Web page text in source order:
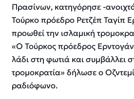
Πρασίνων, κατηγόρησε -
Τούρκο πρόεδρο Ρετζέπ Ταγίπ
προωθεί την ισλαμική
«Ο Τούρκος πρόεδρος Ερντογάν
λάδι στη φωτιά και συμβάλλει
τρομοκρατία» δήλωσε ο
ραδιόφωνο.